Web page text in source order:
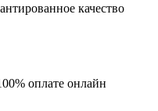
качество
оплате онлайн